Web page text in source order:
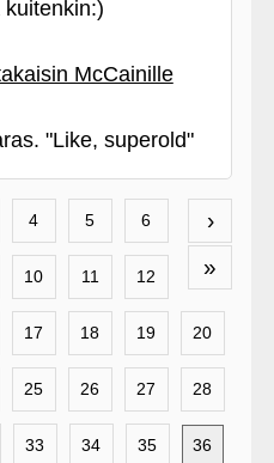
McCainille
"Like, superold"
›
»
4 5 6
10 11 12
17 18 19 20
25 26 27 28
33 34 35 36